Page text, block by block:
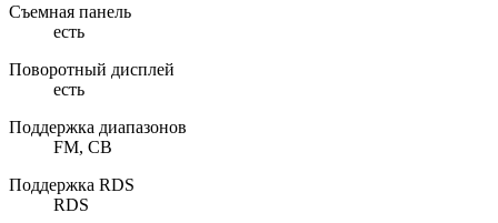
Съемная панель
есть
Поворотный дисплей
есть
Поддержка диапазонов
FM, СВ
Поддержка RDS
RDS